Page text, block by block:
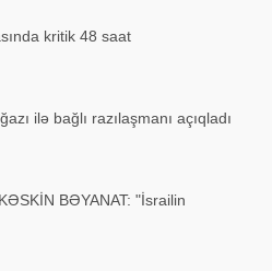
kritik 48 saat
ilə bağlı razılaşmanı açıqladı
BƏYANAT: "İsrailin